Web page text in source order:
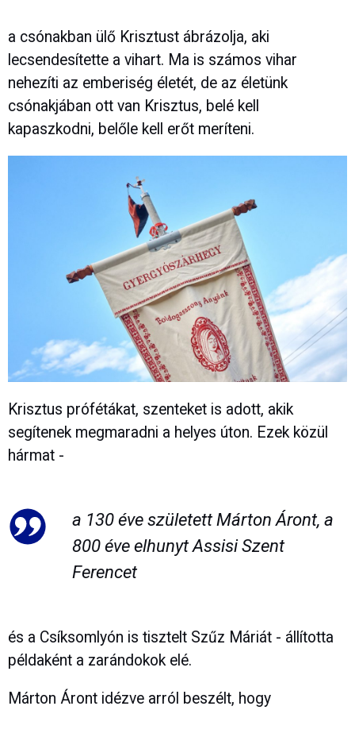
a csónakban ülő Krisztust ábrázolja, aki
lecsendesítette a vihart. Ma is számos vihar
nehezíti az emberiség életét, de az életünk
csónakjában ott van Krisztus, belé kell
kapaszkodni, belőle kell erőt meríteni.
Krisztus prófétákat, szenteket is adott, akik
segítenek megmaradni a helyes úton. Ezek közül
hármat -
a 130 éve született Márton Áront, a
800 éve elhunyt Assisi Szent
Ferencet
és a Csíksomlyón is tisztelt Szűz Máriát - állította
példaként a zarándokok elé.
Márton Áront idézve arról beszélt, hogy